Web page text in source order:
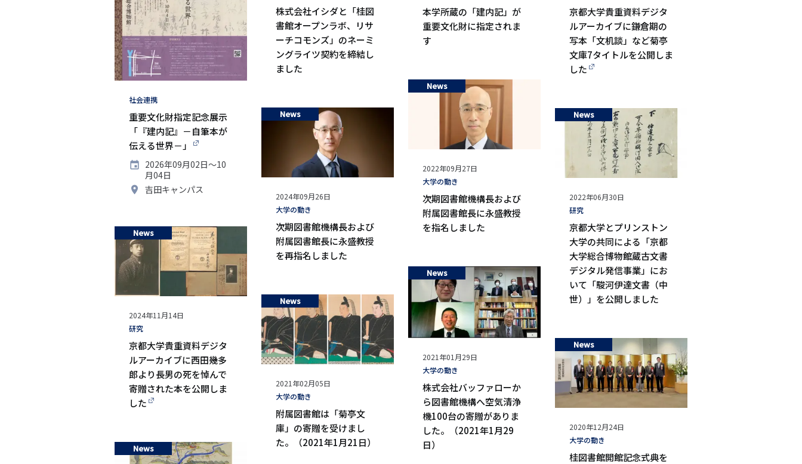
タ
グ
社会連携
重要文化財指定記念展示
「『建内記』－自筆本が
伝える世界－」
開
日
2026年09月02日〜10
月04日
開
吉田キャンパス
日
グ
株式会社イシダと「桂図
書館オープンラボ、リサ
ーチコモンズ」のネーミ
ングライツ契約を締結し
ました
日
グ
本学所蔵の「建内記」が
重要文化財に指定されま
す
日
グ
京都大学貴重資料デジタ
ルアーカイブに鎌倉期の
写本「文机談」など菊亭
文庫7タイトルを公開しま
した
News
公
開
日
2024年11月14日
タ
グ
研究
京都大学貴重資料デジタ
ルアーカイブに西田幾多
郎より長男の死を悼んで
寄贈された本を公開しま
した
News
公
開
日
2024年09月26日
タ
グ
大学の動き
次期図書館機構長および
附属図書館長に永盛教授
を再指名しました
News
公
開
日
2022年09月27日
タ
グ
大学の動き
次期図書館機構長および
附属図書館長に永盛教授
を指名しました
News
公
開
日
2022年06月30日
タ
グ
研究
京都大学とプリンストン
大学の共同による「京都
大学総合博物館蔵古文書
デジタル発信事業」にお
いて「駿河伊達文書（中
世）」を公開しました
News
News
公
開
日
2021年02月05日
タ
グ
大学の動き
附属図書館は「菊亭文
庫」の寄贈を受けまし
た。（2021年1月21日）
News
公
開
日
2021年01月29日
タ
グ
大学の動き
株式会社バッファローか
ら図書館機構へ空気清浄
機100台の寄贈がありま
した。（2021年1月29
日）
News
公
開
日
2020年12月24日
タ
グ
大学の動き
桂図書館開館記念式典を